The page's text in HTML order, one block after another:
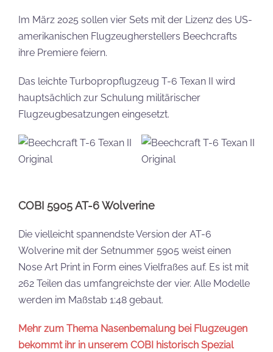
Im März 2025 sollen vier Sets mit der Lizenz des US-
amerikanischen Flugzeugherstellers Beechcrafts
ihre Premiere feiern.
Das leichte Turbopropflugzeug T-6 Texan II wird
hauptsächlich zur Schulung militärischer
Flugzeugbesatzungen eingesetzt.
COBI 5905 AT-6 Wolverine
Die vielleicht spannendste Version der AT-6
Wolverine mit der Setnummer 5905 weist einen
Nose Art Print in Form eines Vielfraßes auf. Es ist mit
262 Teilen das umfangreichste der vier. Alle Modelle
werden im Maßstab 1:48 gebaut.
Mehr zum Thema Nasenbemalung bei Flugzeugen
bekommt ihr in unserem COBI historisch Spezial